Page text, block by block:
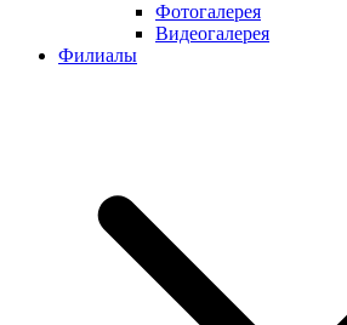
Фотогалерея
Видеогалерея
Филиалы